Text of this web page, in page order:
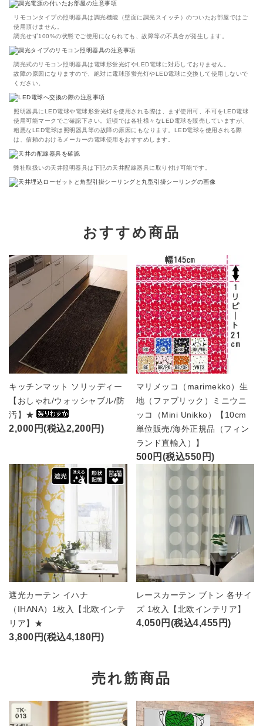
リモコンタイプの照明器具は調光機能（壁面に調光スイッチ）のついたお部屋ではご
使用頂けません。
調光せず100%の状態でご使用になられても、故障等の不具合が発生します。
調光式のリモコン照明器具は電球形蛍光灯やLED電球に対応しておりません。
故障の原因になりますので、絶対に電球形蛍光灯やLED電球に交換して使用しないで
ください。
照明器具にLED電球や電球形蛍光灯を使用される際は、まず使用可、不可をLED電球
使用可能マークでご確認下さい。近頃では各社様々なLED電球を販売していますが、
粗悪なLED電球は照明器具等の故障の原因にもなります。LED電球を使用される際
は、信頼のおけるメーカーの電球使用をおすすめします。
弊社取扱いの天井照明器具は下記の天井配線器具に取り付け可能です。
おすすめ商品
キッチンマット ソリッディー
【おしゃれ/ウォッシャブル/防
汚】★
2,000円(税込2,200円)
マリメッコ（marimekko）生
地（ファブリック）ミニウニ
ッコ（Mini Unikko）【10cm
単位販売/海外正規品（フィン
ランド直輸入）】
500円(税込550円)
遮光カーテン イハナ
（IHANA）1枚入【北欧インテ
リア】★
3,800円(税込4,180円)
レースカーテン ブトン 各サイ
ズ 1枚入【北欧インテリア】
4,050円(税込4,455円)
売れ筋商品